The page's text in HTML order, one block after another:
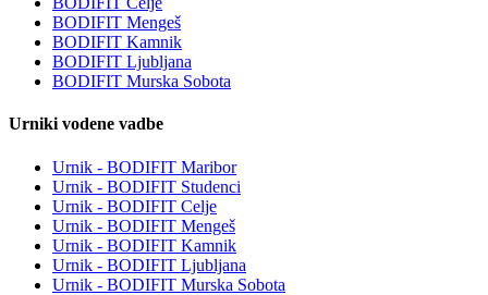
BODIFIT Mengeš
BODIFIT Kamnik
BODIFIT Ljubljana
BODIFIT Murska Sobota
Urniki vodene vadbe
Urnik - BODIFIT Maribor
Urnik - BODIFIT Studenci
Urnik - BODIFIT Celje
Urnik - BODIFIT Mengeš
Urnik - BODIFIT Kamnik
Urnik - BODIFIT Ljubljana
Urnik - BODIFIT Murska Sobota